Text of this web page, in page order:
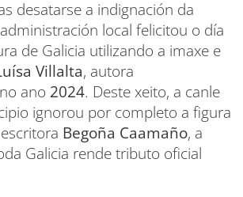
desatarse a indignación da
local felicitou o día
de Galicia utilizando a imaxe e
Villalta, autora
ano 2024. Deste xeito, a canle
ignorou por completo a figura
Begoña Caamaño, a
Galicia rende tributo oficial